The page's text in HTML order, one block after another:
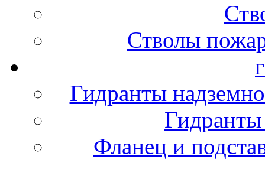
Стволы
Гидранты
Фланец и